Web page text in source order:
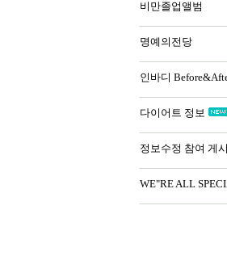
비만졸업앨범
명예의전당
인바디
다이어트 정보
정보수정 참여 게
WE"RE ALL